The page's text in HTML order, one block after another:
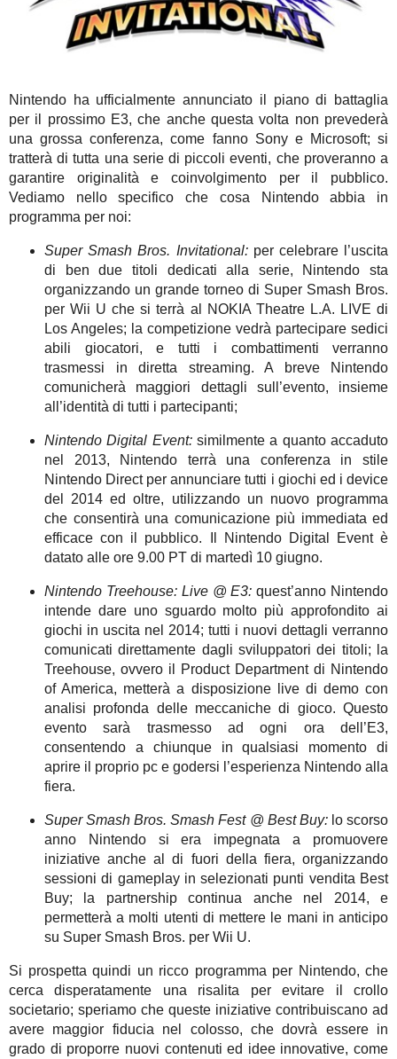
Nintendo ha ufficialmente annunciato il piano di battaglia
per il prossimo E3, che anche questa volta non prevederà
una grossa conferenza, come fanno Sony e Microsoft; si
tratterà di tutta una serie di piccoli eventi, che proveranno a
garantire originalità e coinvolgimento per il pubblico.
Vediamo nello specifico che cosa Nintendo abbia in
programma per noi:
Super Smash Bros. Invitational: per celebrare l’uscita
di ben due titoli dedicati alla serie, Nintendo sta
organizzando un grande torneo di Super Smash Bros.
per Wii U che si terrà al NOKIA Theatre L.A. LIVE di
Los Angeles; la competizione vedrà partecipare sedici
abili giocatori, e tutti i combattimenti verranno
trasmessi in diretta streaming. A breve Nintendo
comunicherà maggiori dettagli sull’evento, insieme
all’identità di tutti i partecipanti;
Nintendo Digital Event: similmente a quanto accaduto
nel 2013, Nintendo terrà una conferenza in stile
Nintendo Direct per annunciare tutti i giochi ed i device
del 2014 ed oltre, utilizzando un nuovo programma
che consentirà una comunicazione più immediata ed
efficace con il pubblico. Il Nintendo Digital Event è
datato alle ore 9.00 PT di martedì 10 giugno.
Nintendo Treehouse: Live @ E3:quest’anno Nintendo
intende dare uno sguardo molto più approfondito ai
giochi in uscita nel 2014; tutti i nuovi dettagli verranno
comunicati direttamente dagli sviluppatori dei titoli; la
Treehouse, ovvero il Product Department di Nintendo
of America, metterà a disposizione live di demo con
analisi profonda delle meccaniche di gioco. Questo
evento sarà trasmesso ad ogni ora dell’E3,
consentendo a chiunque in qualsiasi momento di
aprire il proprio pc e godersi l’esperienza Nintendo alla
fiera.
Super Smash Bros. Smash Fest @ Best Buy: lo scorso
anno Nintendo si era impegnata a promuovere
iniziative anche al di fuori della fiera, organizzando
sessioni di gameplay in selezionati punti vendita Best
Buy; la partnership continua anche nel 2014, e
permetterà a molti utenti di mettere le mani in anticipo
su Super Smash Bros. per Wii U.
Si prospetta quindi un ricco programma per Nintendo, che
cerca disperatamente una risalita per evitare il crollo
societario; speriamo che queste iniziative contribuiscano ad
avere maggior fiducia nel colosso, che dovrà essere in
grado di proporre nuovi contenuti ed idee innovative, come